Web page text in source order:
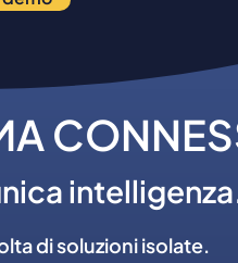
di soluzioni isolate.